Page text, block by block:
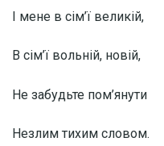
І мене в сім’ї великій,
В сім’ї вольній, новій,
Не забудьте пом’янути
Незлим тихим словом.